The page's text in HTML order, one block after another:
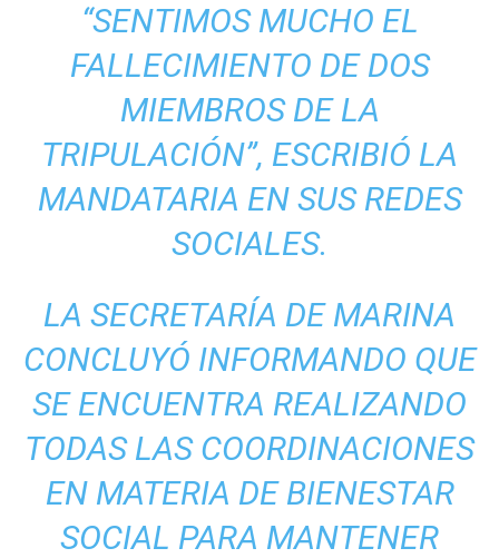
“SENTIMOS MUCHO EL
FALLECIMIENTO DE DOS
MIEMBROS DE LA
TRIPULACIÓN”, ESCRIBIÓ LA
MANDATARIA EN SUS REDES
SOCIALES.
LA SECRETARÍA DE MARINA
CONCLUYÓ INFORMANDO QUE
SE ENCUENTRA REALIZANDO
TODAS LAS COORDINACIONES
EN MATERIA DE BIENESTAR
SOCIAL PARA MANTENER